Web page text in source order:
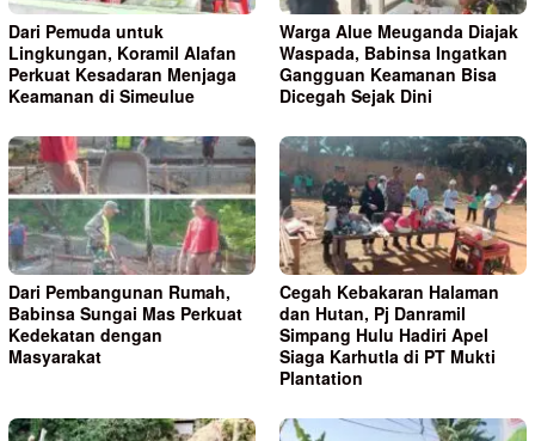
Dari Pemuda untuk
Lingkungan, Koramil Alafan
Perkuat Kesadaran Menjaga
Keamanan di Simeulue
Warga Alue Meuganda Diajak
Waspada, Babinsa Ingatkan
Gangguan Keamanan Bisa
Dicegah Sejak Dini
Dari Pembangunan Rumah,
Babinsa Sungai Mas Perkuat
Kedekatan dengan
Masyarakat
Cegah Kebakaran Halaman
dan Hutan, Pj Danramil
Simpang Hulu Hadiri Apel
Siaga Karhutla di PT Mukti
Plantation